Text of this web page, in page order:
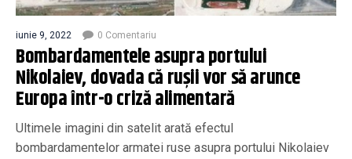
iunie 9, 2022 0 Comentariu
Bombardamentele asupra portului
Nikolaiev, dovada că rușii vor să arunce
Europa într-o criză alimentară
Ultimele imagini din satelit arată efectul
bombardamentelor armatei ruse asupra portului Nikolaiev